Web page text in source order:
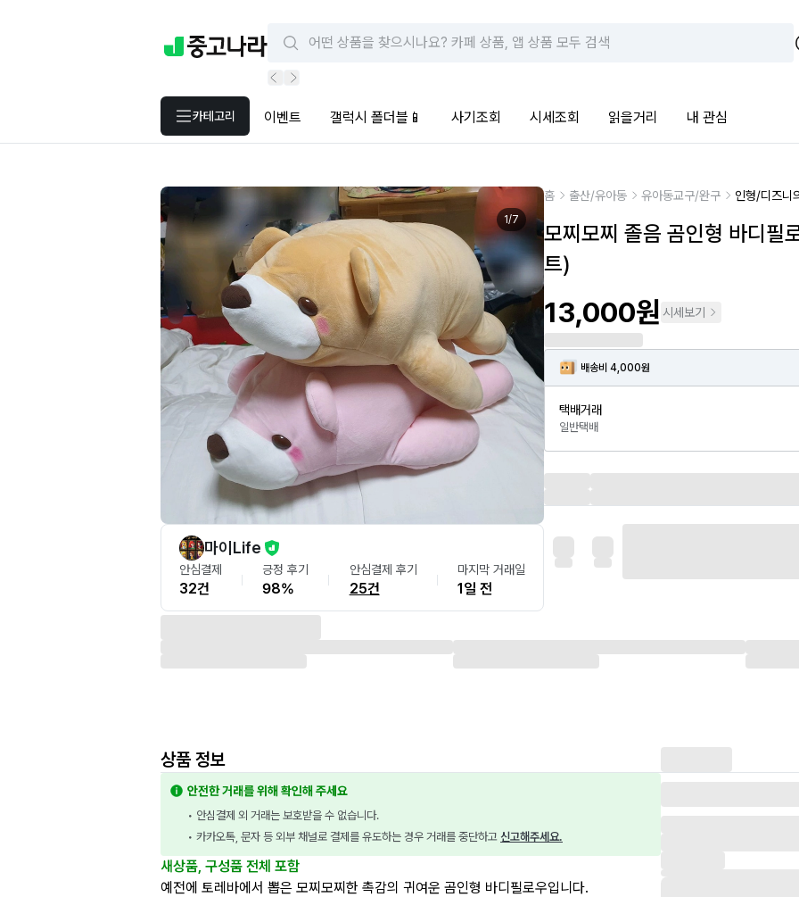
카테고리 이벤트 갤럭시 폴더블📱 사기조회 시세조회 읽을거리 내 관심
1/7
마이Life
안심결제
32건
긍정 후기
98%
안심결제 후기
25건
마지막 거래일
1일 전
홈 출산/유아동 유아동교구/완구 인형/디즈니
모찌모찌 졸음 곰인형 바디필
트)
13,000원 시세보기
배송비 4,000원
택배거래
일반택배
상품 정보
안전한 거래를 위해 확인해 주세요
• 안심결제 외 거래는 보호받을 수 없습니다.
• 카카오톡, 문자 등 외부 채널로 결제를 유도하는 경우 거래를 중단하고 신고해주세요.
새상품, 구성품 전체 포함
예전에 토레바에서 뽑은 모찌모찌한 촉감의 귀여운 곰인형 바디필로우입니다.